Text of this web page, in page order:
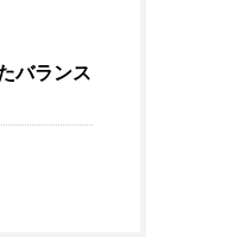
バランス